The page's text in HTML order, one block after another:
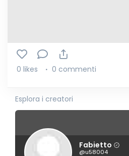
0 likes 0 commenti
Esplora i creatori
Fabietto
@u58004